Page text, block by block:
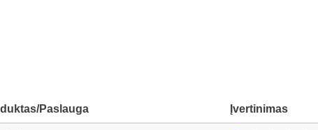
Paslauga Įvertinimas